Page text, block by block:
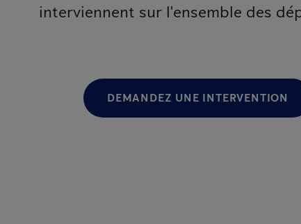
interviennent sur l'ensemble des
DEMANDEZ UNE INTERVENTION